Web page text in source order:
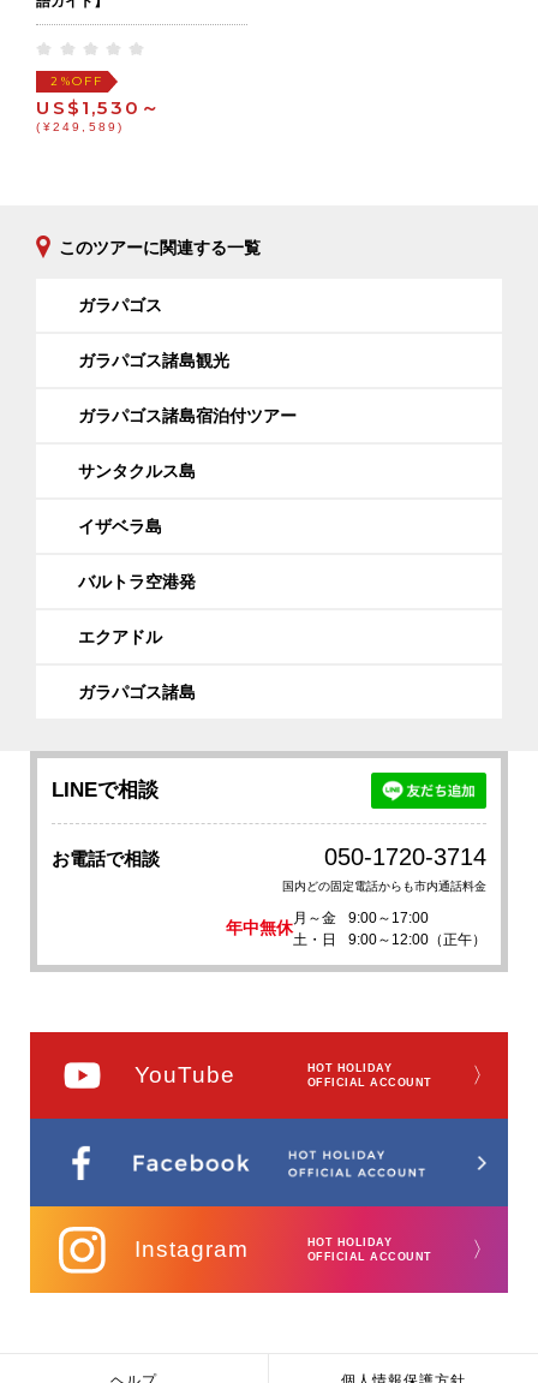
2%OFF
US$1,530～
(¥249,589)
このツアーに関連する一覧
ガラパゴス
ガラパゴス諸島観光
ガラパゴス諸島宿泊付ツアー
サンタクルス島
イザベラ島
バルトラ空港発
エクアドル
ガラパゴス諸島
LINEで相談
お電話で相談 050-1720-3714
国内どの固定電話からも市内通話料金
年中無休
月～金
9:00～17:00
土・日
9:00～12:00（正午）
YouTube
HOT HOLIDAY
OFFICIAL ACCOUNT
〉
Instagram
HOT HOLIDAY
OFFICIAL ACCOUNT
〉